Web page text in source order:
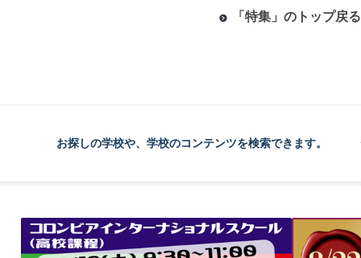
「特集」のトップ戻る
お探しの学校や、学校のコンテンツを検索できます。